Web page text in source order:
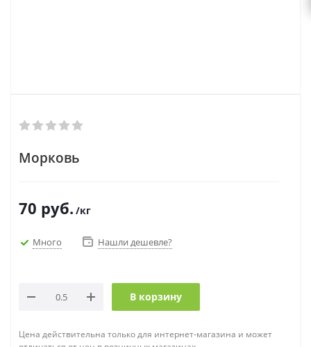
Морковь
70 руб. /кг
Много Нашли дешевле?
В корзину
Цена действительна только для интернет-магазина и может